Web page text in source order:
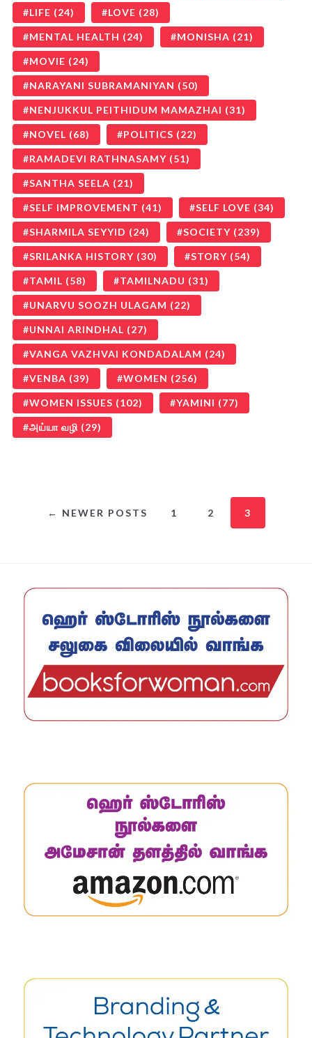
LIFE (24) LOVE (28)
MENTAL HEALTH (24) MONISHA (21)
MOVIE (24)
NARAYANI SUBRAMANIYAN (50)
NENJUKKUL PEITHIDUM MAMAZHAI (31)
NOVEL (68) POLITICS (22)
RAMADEVI RATHNASAMY (51)
SANTHA SEELA (21)
SELF IMPROVEMENT (41) SELF LOVE (34)
SHARMILA SEYYID (24) SOCIETY (239)
SRILANKA HISTORY (30) STORY (54)
TAMIL (58) TAMILNADU (31)
UNARVU SOOZH ULAGAM (22)
UNNAI ARINDHAL (27)
VANGA VAZHVAI KONDADALAM (24)
VENBA (39) WOMEN (256)
WOMEN ISSUES (102) YAMINI (77)
அய்யா வழி (29)
← NEWER POSTS 1 2 3